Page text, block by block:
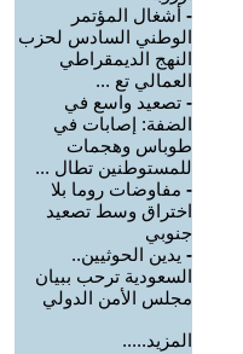
- أشغال المؤتمر
الوطني السادس لحزب
النهج الديمقراطي
العمالي تع ...
- تصعيد واسع في
الضفة: إصابات في
طوباس وهجمات
للمستوطنين تطال ...
- مفاوضات روما بلا
اختراق وسط تصعيد
جنوبي
- يدين الحوثيين..
السعودية ترحب ببيان
مجلس الأمن الدولي
المزيد.....